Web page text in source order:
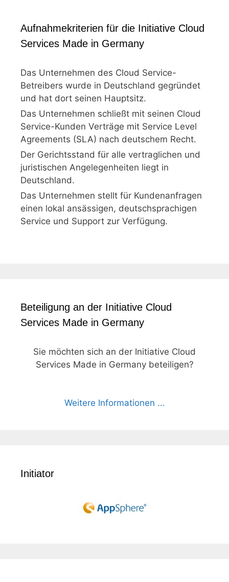
Aufnahmekriterien für die Initiative Cloud
Services Made in Germany
Das Unternehmen des Cloud Service-
Betreibers wurde in Deutschland gegründet
und hat dort seinen Hauptsitz.
Das Unternehmen schließt mit seinen Cloud
Service-Kunden Verträge mit Service Level
Agreements (SLA) nach deutschem Recht.
Der Gerichtsstand für alle vertraglichen und
juristischen Angelegenheiten liegt in
Deutschland.
Das Unternehmen stellt für Kundenanfragen
einen lokal ansässigen, deutschsprachigen
Service und Support zur Verfügung.
Beteiligung an der Initiative Cloud
Services Made in Germany
Sie möchten sich an der Initiative Cloud
Services Made in Germany beteiligen?
Weitere Informationen ...
Initiator